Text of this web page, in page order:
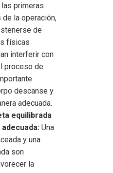
las primeras
la operación,
de
físicas
interferir con
proceso de
descanse y
adecuada.
equilibrada
Una
y una
son
la